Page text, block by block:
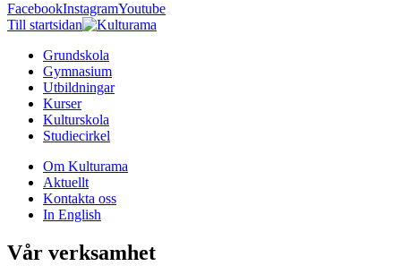
FacebookInstagramYoutube
Till startsidan
Grundskola
Gymnasium
Utbildningar
Kurser
Kulturskola
Studiecirkel
Om Kulturama
Aktuellt
Kontakta oss
In English
Vår verksamhet